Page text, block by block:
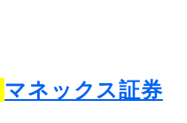
マネックス証券